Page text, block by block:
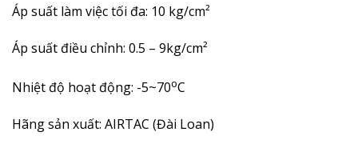
Áp suất làm việc tối đa: 10 kg/cm²
Áp suất điều chỉnh: 0.5 – 9kg/cm²
Nhiệt độ hoạt động: -5~70oC
Hãng sản xuất: AIRTAC (Đài Loan)